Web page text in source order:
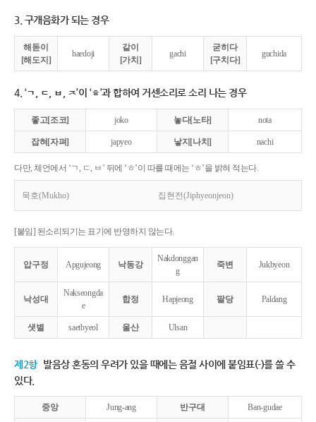
3. 구개음화가 되는 경우
해돋이
[해도지]
haedoji
같이
[가치]
gachi
굳히다
[구치다]
guchida
4. ‘ㄱ, ㄷ, ㅂ, ㅈ’이 ‘ㅎ’과 합하여 거센소리로 소리 나는 경우
좋고[조코] joko 놓다[노타] nota
잡혀[자펴] japyeo 낳지[나치] nachi
다만, 체언에서 ‘ㄱ, ㄷ, ㅂ’ 뒤에 ‘ㅎ’이 따를 때에는 ‘ㅎ’을 밝혀 적는다.
묵호(Mukho) 집현전(Jiphyeonjeon)
[붙임] 된소리되기는 표기에 반영하지 않는다.
압구정 Apgujeong 낙동강
Nakdonggan
g
죽변 Jukbyeon
낙성대
Nakseongda
e
합정 Hapjeong 팔당 Paldang
샛별 saetbyeol 울산 Ulsan
제2항 발음상 혼동의 우려가 있을 때에는 음절 사이에 붙임표(-)를 쓸 수
있다.
중앙 Jung-ang 반구대 Ban-gudae